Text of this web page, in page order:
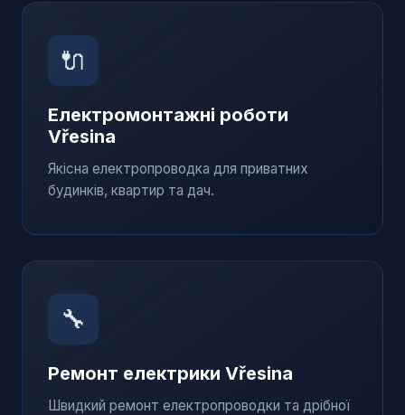
🔌
Електромонтажні роботи
Vřesina
Якісна електропроводка для приватних
будинків, квартир та дач.
🔧
Ремонт електрики Vřesina
Швидкий ремонт електропроводки та дрібної